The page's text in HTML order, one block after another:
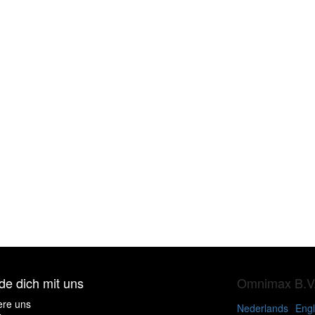
dich mit uns
uns
Omnimax B.V.
Nederlands